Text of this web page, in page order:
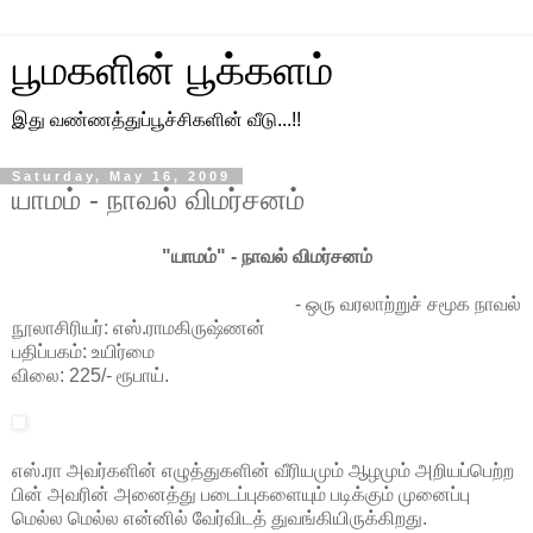
பூமகளின் பூக்களம்
இது வண்ணத்துப்பூச்சிகளின் வீடு...!!
Saturday, May 16, 2009
யாமம் - நாவல் விமர்சனம்
"யாமம்" - நாவல் விமர்சனம்
- ஒரு வரலாற்றுச் சமூக நாவல்
நூலாசிரியர்: எஸ்.ராமகிருஷ்ணன்
பதிப்பகம்: உயிர்மை
விலை: 225/- ரூபாய்.
எஸ்.ரா அவர்களின் எழுத்துகளின் வீரியமும் ஆழமும் அறியப்பெற்ற
பின் அவரின் அனைத்து படைப்புகளையும் படிக்கும் முனைப்பு
மெல்ல மெல்ல என்னில் வேர்விடத் துவங்கியிருக்கிறது.